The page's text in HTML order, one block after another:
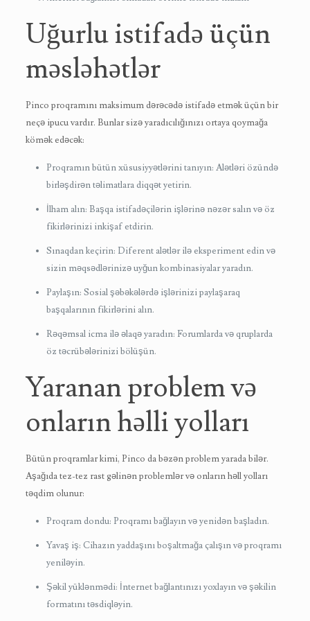
Uğurlu istifadə üçün
məsləhətlər
Pinco proqramını maksimum dərəcədə istifadə etmək üçün bir
neçə ipucu vardır. Bunlar sizə yaradıcılığınızı ortaya qoymağa
kömək edəcək:
Proqramın bütün xüsusiyyətlərini tanıyın: Alətləri özündə
birləşdirən təlimatlara diqqət yetirin.
İlham alın: Başqa istifadəçilərin işlərinə nəzər salın və öz
fikirlərinizi inkişaf etdirin.
Sınaqdan keçirin: Diferent alətlər ilə eksperiment edin və
sizin məqsədlərinizə uyğun kombinasiyalar yaradın.
Paylaşın: Sosial şəbəkələrdə işlərinizi paylaşaraq
başqalarının fikirlərini alın.
Rəqəmsal icma ilə əlaqə yaradın: Forumlarda və qruplarda
öz təcrübələrinizi bölüşün.
Yaranan problem və
onların həlli yolları
Bütün proqramlar kimi, Pinco da bəzən problem yarada bilər.
Aşağıda tez-tez rast gəlinən problemlər və onların həll yolları
təqdim olunur:
Proqram dondu: Proqramı bağlayın və yenidən başladın.
Yavaş iş: Cihazın yaddaşını boşaltmağa çalışın və proqramı
yeniləyin.
Şəkil yüklənmədi: İnternet bağlantınızı yoxlayın və şəkilin
formatını təsdiqləyin.